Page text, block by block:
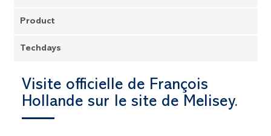
Product
Techdays
Visite officielle de François
Hollande sur le site de Melisey.